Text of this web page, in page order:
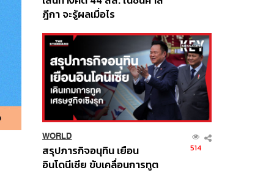
ฎีกา จะรู้ผลเมื่อไร
WORLD
สรุปภารกิจอนุทิน เยือน
อินโดนีเซีย ขับเคลื่อนการทูต
514